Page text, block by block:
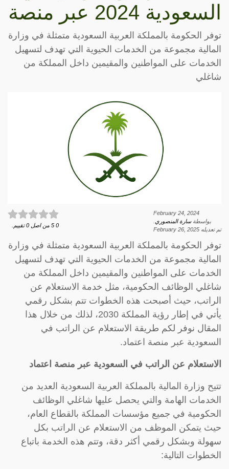
السعودية 2024 عبر منصة
توفر الحكومة بالمملكة العربية السعودية متمثلة في وزارة
المالية مجموعة من الخدمات الحيوية التي تهدف لتسهيل
الخدمات على المواطنين والمقيمين داخل المملكة من
شاغلي
February 24, 2024
بواسطةسارة المنصوري
تم تعديله February 26, 2025
0
5 من اصل 0 تقييم.
توفر الحكومة بالمملكة العربية السعودية متمثلة في وزارة
المالية مجموعة من الخدمات الحيوية التي تهدف لتسهيل
الخدمات على المواطنين والمقيمين داخل المملكة من
شاغلي الوظائف الحكومية، مثل خدمة الاستعلام عن
الراتب، حيث أصبحت هذه الخطوات تتم بشكل رقمي
يأتي في إطار رؤية المملكة 2030، لذلك من خلال هذا
المقال نوفر لكم طريقة الاستعلام عن الراتب في
السعودية عبر منصة اعتماد.
الاستعلام عن الراتب في السعودية عبر منصة اعتماد
تتيح وزارة المالية بالمملكة العربية السعودية العديد من
الخدمات الهامة والتي يحصل عليها شاغلي الوظائف
الحكومية في جميع مؤسسات المملكة بالقطاع العام،
حيث يتمكن الموظف من الاستعلام عن الراتب بكل
سهولة وبشكل رقمي أكثر دقة، وتتم هذه الخدمة باتباع
الخطوات التالية: